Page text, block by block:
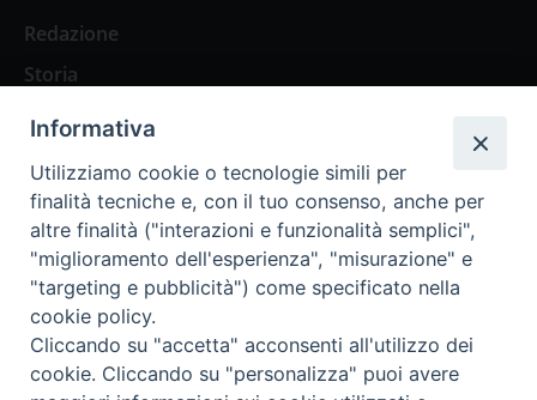
Redazione
Storia
Abbonamenti
Abbonamento Annuale Digitale
Abbonamento Annuale Cartaceo
Abbonamento Singola Copia Digitale
Informativa
Utilizziamo cookie o tecnologie simili per
finalità tecniche e, con il tuo consenso, anche per
altre finalità ("interazioni e funzionalità semplici",
"miglioramento dell'esperienza", "misurazione" e
"targeting e pubblicità") come specificato nella
cookie policy.
Cliccando su "accetta" acconsenti all'utilizzo dei
cookie. Cliccando su "personalizza" puoi avere